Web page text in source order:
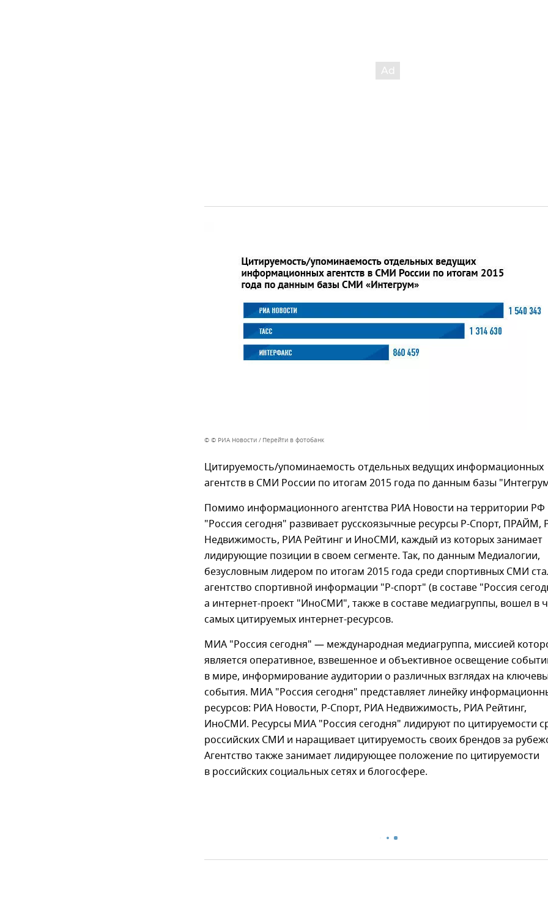
© © РИА Новости Перейти в фотобанк
Цитируемость/упоминаемость отдельных ведущих информационных
агентств в СМИ России по итогам 2015 года по данным базы
Помимо информационного агентства РИА Новости на территории РФ
"Россия сегодня" развивает русскоязычные ресурсы Р-Спорт, ПРАЙМ,
Недвижимость, РИА Рейтинг и ИноСМИ, каждый из которых занимает
лидирующие позиции в своем сегменте. Так, по данным Медиалогии,
безусловным лидером по итогам 2015 года среди спортивных СМИ
агентство спортивной информации "Р-спорт" (в составе "Россия
а интернет-проект "ИноСМИ", также в составе медиагруппы, вошел в
самых цитируемых интернет-ресурсов.
МИА "Россия сегодня" — международная медиагруппа, миссией
является оперативное, взвешенное и объективное освещение
в мире, информирование аудитории о различных взглядах на
события. МИА "Россия сегодня" представляет линейку
ресурсов: РИА Новости, Р-Спорт, РИА Недвижимость, РИА Рейтинг,
ИноСМИ. Ресурсы МИА "Россия сегодня" лидируют по цитируемости
российских СМИ и наращивает цитируемость своих брендов за
Агентство также занимает лидирующее положение по цитируемости
в российских социальных сетях и блогосфере.